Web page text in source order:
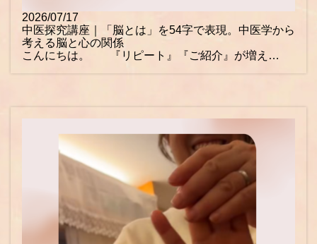
2026/07/17
中医探究講座｜「脳とは」を54字で表現。中医学から
考える脳と心の関係
こんにちは。 『リピート』『ご紹介』が増え…